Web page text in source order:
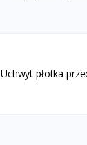
Uchwyt płotka